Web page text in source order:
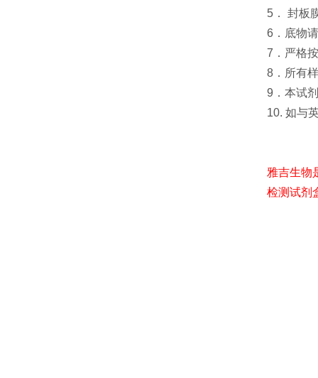
5． 封板
6．底物
7．严格
8．所有
9．本试
10. 如与
雅吉生物
检测试剂